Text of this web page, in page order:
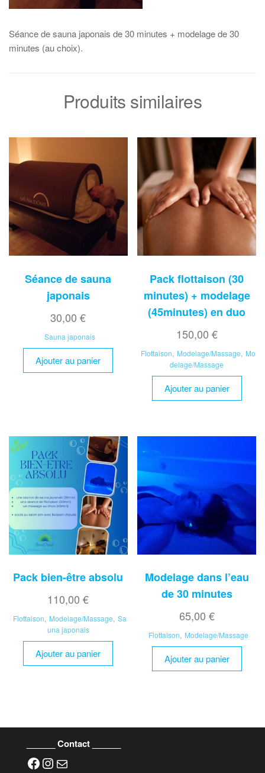
Séance de sauna japonais de 30 minutes + modelage de 30
minutes (au choix).
Produits similaires
Séance de sauna
japonais
30,00€
Sauna japonais
Ajouter au panier
Pack flottaison (30
minutes) + modelage
(45minutes) en duo
150,00 €
Flottaison, Modelage/Massage, Mo
delage/Massage
Ajouter au panier
Pack bien-être absolu
110,00€
Flottaison, Modelage/Massage, Sa
una japonais
Ajouter au panier
Modelage dans l’eau
de 30 minutes
65,00 €
Flottaison, Modelage/Massage
Ajouter au panier
______ Contact ______
Facebook
Instagram
E-mail